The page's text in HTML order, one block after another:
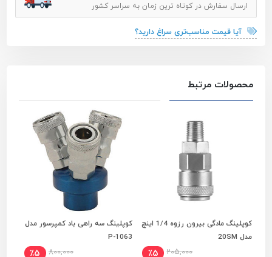
ارسال سفارش در کوتاه ترین زمان به سراسر کشور
آیا قیمت مناسب‌تری سراغ دارید؟
محصولات مرتبط
افزودن به سبد خرید
کوپلینگ مادگی بیرون رزوه 1/4 اینچ
مدل 20SM
205,000 ٪5
افزودن به سبد خرید
کوپلینگ سه راهی باد کمپرسور مدل
P-1063
800,000 ٪5